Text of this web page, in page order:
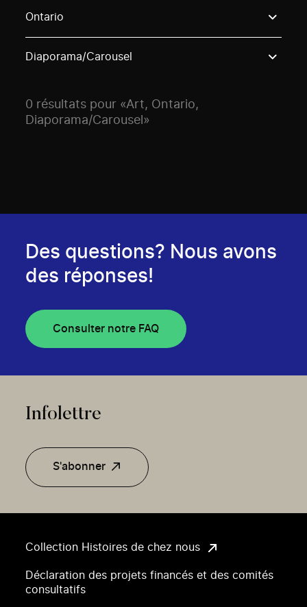
Ontario
Diaporama/Carousel
0 résultats pour «Art, Ontario,
Diaporama/Carousel»
Collection Histoires de chez nous
Déclaration des projets financés et des comités
consultatifs
Des questions? Nous avons
des réponses!
Consulter notre FAQ
Infolettre
S'abonner